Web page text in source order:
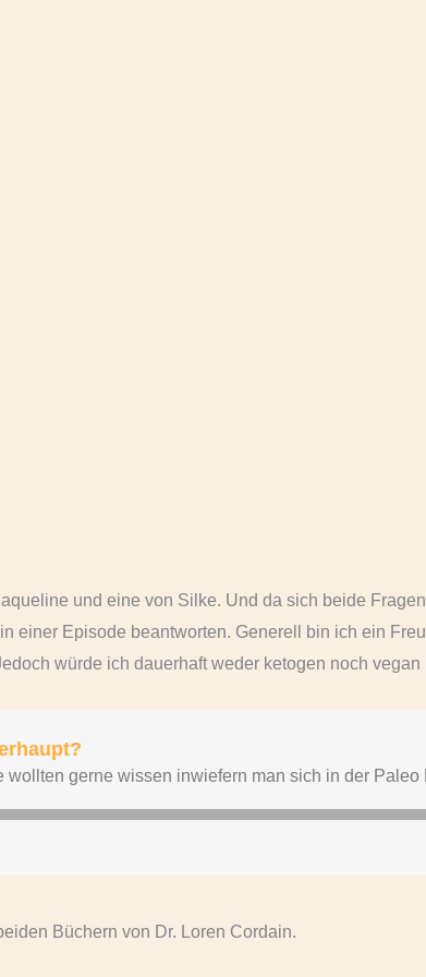
und eine von Silke. Und da sich beide
einer Episode beantworten. Generell bin ich ein
würde ich dauerhaft weder ketogen noch
Büchern von Dr. Loren Cordain.